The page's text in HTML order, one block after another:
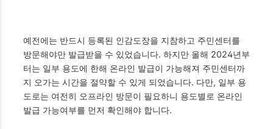
예전에는 반드시 등록된 인감도장을 지참하고 주민센터를
방문해야만 발급받을 수 있었습니다. 하지만 올해 2024년부
터는 일부 용도에 한해 온라인 발급이 가능해져 주민센터까
지 오가는 시간을 절약할 수 있게 되었습니다. 다만, 일부 용
도로는 여전히 오프라인 방문이 필요하니 용도별로 온라인
발급 가능여부를 먼저 확인해야 합니다.